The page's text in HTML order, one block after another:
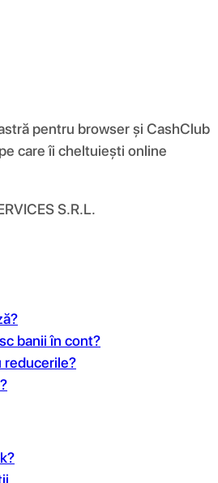
pentru browser și CashClub
care îi cheltuiești online
S.R.L.
banii în cont?
reducerile?